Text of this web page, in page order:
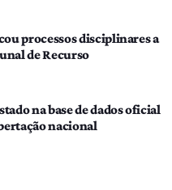
processos disciplinares a
de Recurso
na base de dados oficial
nacional